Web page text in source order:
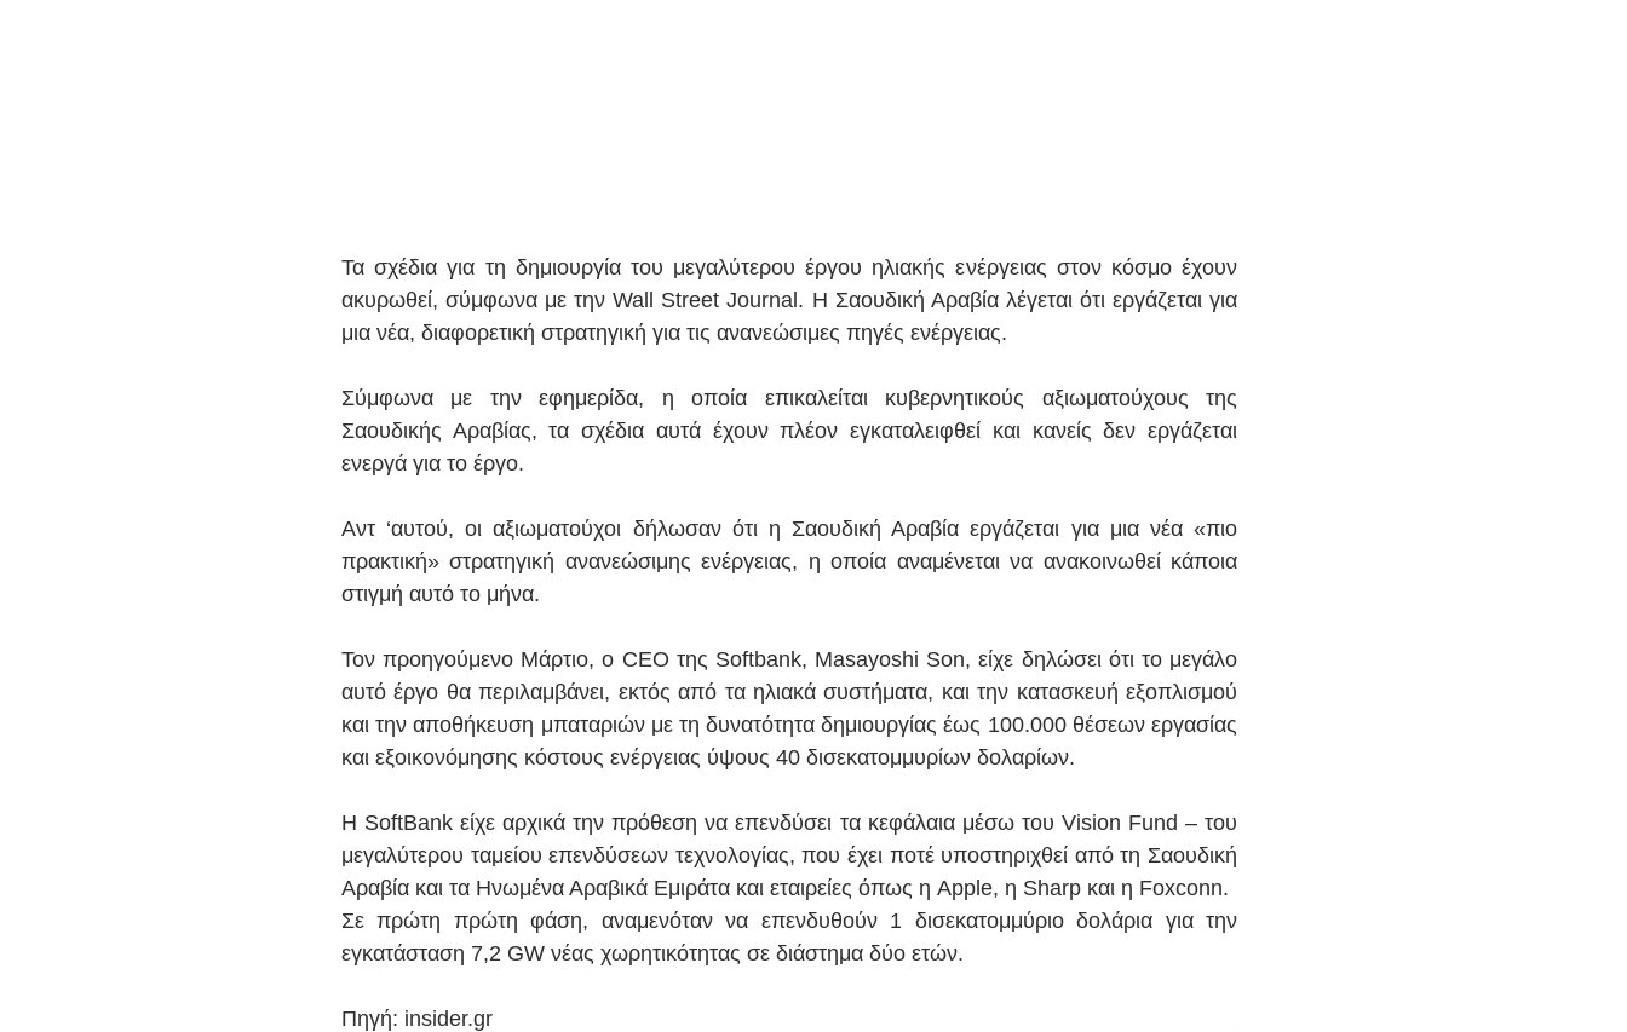
Τα σχέδια για τη δημιουργία του μεγαλύτερου έργου ηλιακής ενέργειας στον κόσμο έχουν
ακυρωθεί, σύμφωνα με την Wall Street Journal. Η Σαουδική Αραβία λέγεται ότι εργάζεται για
μια νέα, διαφορετική στρατηγική για τις ανανεώσιμες πηγές ενέργειας.
Σύμφωνα με την εφημερίδα, η οποία επικαλείται κυβερνητικούς αξιωματούχους της
Σαουδικής Αραβίας, τα σχέδια αυτά έχουν πλέον εγκαταλειφθεί και κανείς δεν εργάζεται
ενεργά για το έργο.
Αντ ‘αυτού, οι αξιωματούχοι δήλωσαν ότι η Σαουδική Αραβία εργάζεται για μια νέα «πιο
πρακτική» στρατηγική ανανεώσιμης ενέργειας, η οποία αναμένεται να ανακοινωθεί κάποια
στιγμή αυτό το μήνα.
Τον προηγούμενο Μάρτιο, o CEO της Softbank, Masayoshi Son, είχε δηλώσει ότι το μεγάλο
αυτό έργο θα περιλαμβάνει, εκτός από τα ηλιακά συστήματα, και την κατασκευή εξοπλισμού
και την αποθήκευση μπαταριών με τη δυνατότητα δημιουργίας έως 100.000 θέσεων εργασίας
και εξοικονόμησης κόστους ενέργειας ύψους 40 δισεκατομμυρίων δολαρίων.
Η SoftBank είχε αρχικά την πρόθεση να επενδύσει τα κεφάλαια μέσω του Vision Fund – του
μεγαλύτερου ταμείου επενδύσεων τεχνολογίας, που έχει ποτέ υποστηριχθεί από τη Σαουδική
Αραβία και τα Ηνωμένα Αραβικά Εμιράτα και εταιρείες όπως η Apple, η Sharp και η Foxconn.
Σε πρώτη πρώτη φάση, αναμενόταν να επενδυθούν 1 δισεκατομμύριο δολάρια για την
εγκατάσταση 7,2 GW νέας χωρητικότητας σε διάστημα δύο ετών.
Πηγή: insider.gr